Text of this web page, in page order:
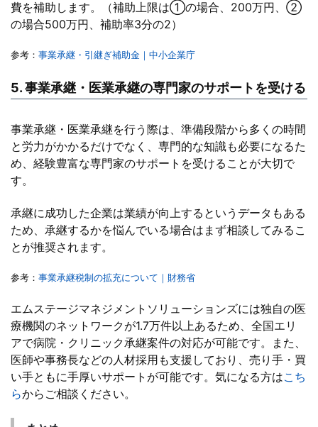
費を補助します。（補助上限は①の場合、200万円、②
の場合500万円、補助率3分の2）
参考： 事業承継・引継ぎ補助金｜中小企業庁
5. 事業承継・医業承継の専門家のサポートを受ける
事業承継・医業承継を行う際は、準備段階から多くの時間
と労力がかかるだけでなく、専門的な知識も必要になるた
め、経験豊富な専門家のサポートを受けることが大切で
す。
承継に成功した企業は業績が向上するというデータもある
ため、承継するかを悩んでいる場合はまず相談してみるこ
とが推奨されます。
参考： 事業承継税制の拡充について｜財務省
エムステージマネジメントソリューションズには独自の医
療機関のネットワークが1.7万件以上あるため、全国エリ
アで病院・クリニック承継案件の対応が可能です。また、
医師や事務長などの人材採用も支援しており、売り手・買
い手ともに手厚いサポートが可能です。気になる方はこち
らからご相談ください。